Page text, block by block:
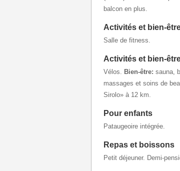
balcon en plus.
Activités et bien-
Salle de fitness.
Activités et bien-
Vélos. Bien-être: sauna,
massages et soins de
Sirolo» à 12 km.
Pour enfants
Pataugeoire intégrée.
Repas et boissons
Petit déjeuner. Demi-